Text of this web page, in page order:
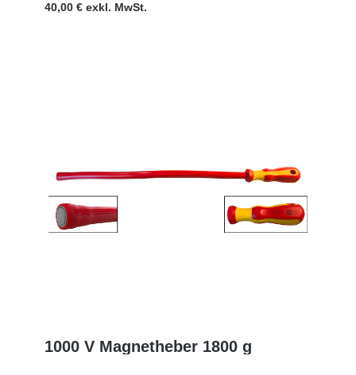
40,00 € exkl. MwSt.
1000 V Magnetheber 1800 g